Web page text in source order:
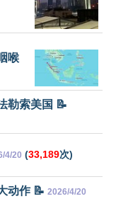
喉
勒索美国 📝
4/20 (33,189次)
动作 📝 2026/4/20